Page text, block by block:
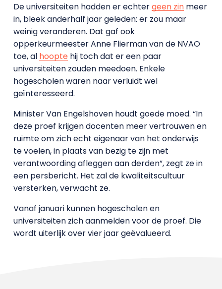
De universiteiten hadden er echtergeen zinmeer
in, bleek anderhalf jaar geleden: er zou maar
weinig veranderen. Dat gaf ook
opperkeurmeester Anne Flierman van de NVAO
toe, al hooptehij toch dat er een paar
universiteiten zouden meedoen. Enkele
hogescholen waren naar verluidt wel
geïnteresseerd.
Minister Van Engelshoven houdt goede moed. “In
deze proef krijgen docenten meer vertrouwen en
ruimte om zich echt eigenaar van het onderwijs
te voelen, in plaats van bezig te zijn met
verantwoording afleggen aan derden”, zegt ze in
een persbericht. Het zal de kwaliteitscultuur
versterken, verwacht ze.
Vanaf januari kunnen hogescholen en
universiteiten zich aanmelden voor de proef. Die
wordt uiterlijk over vier jaar geëvalueerd.